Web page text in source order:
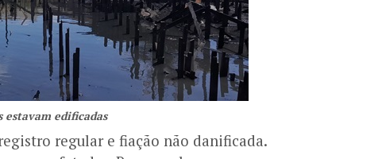
estavam edificadas
regular e fiação não danificada.